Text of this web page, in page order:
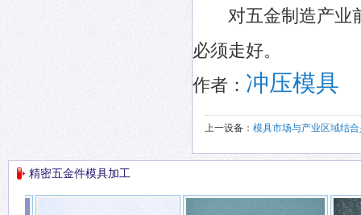
对五金制造产业前
必须走好。
作者： 冲压模具
上一设备： 模具市场与产业区域结
精密五金件模具加工